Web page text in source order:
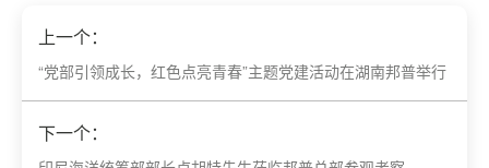
上一个：
“党部引领成长，红色点亮青春”主题党建活动在湖南邦普举行
下一个：